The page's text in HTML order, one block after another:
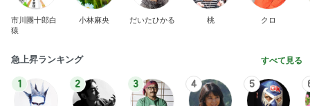
市川團十郎白
猿
小林麻央 だいたひかる 桃 クロ
急上昇ランキング すべて見る
1 2 3 4 5